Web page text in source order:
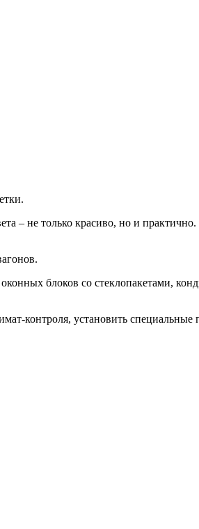
– не только красиво, но и
блоков со стеклопакетами,
контроля, установить специальные